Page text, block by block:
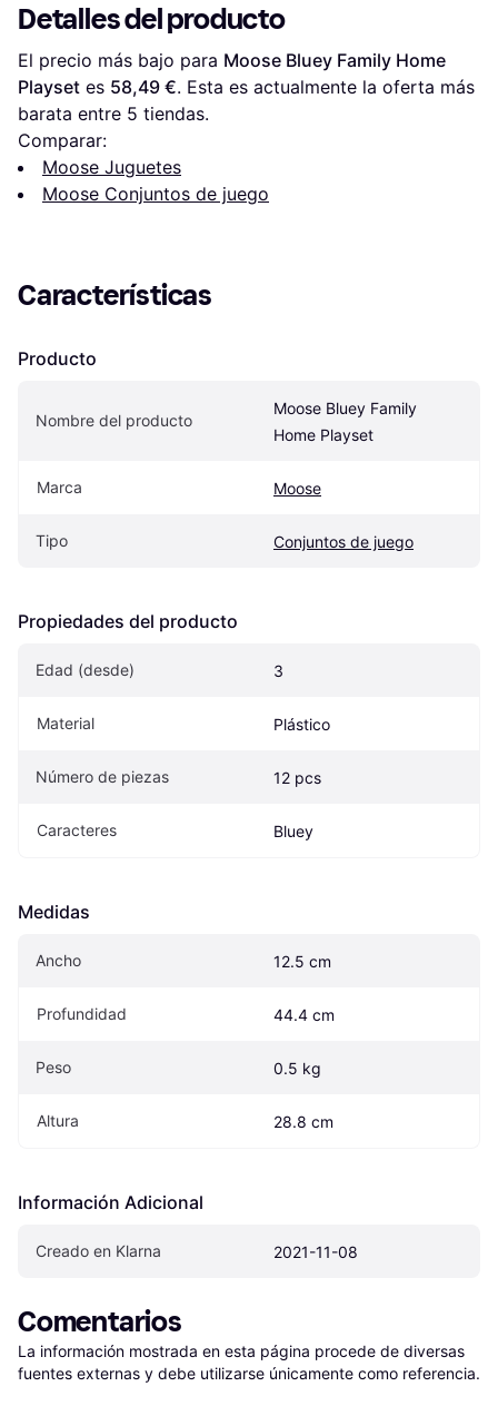
Detalles del producto
El precio más bajo para Moose Bluey Family Home
Playset es 58,49 €. Esta es actualmente la oferta más
barata entre 5 tiendas.
Comparar:
Moose Juguetes
Moose Conjuntos de juego
Características
Producto
Nombre del producto
Moose Bluey Family
Home Playset
Marca Moose
Tipo Conjuntos de juego
Propiedades del producto
Edad (desde) 3
Material Plástico
Número de piezas 12 pcs
Caracteres Bluey
Medidas
Ancho 12.5 cm
Profundidad 44.4 cm
Peso 0.5 kg
Altura 28.8 cm
Información Adicional
Creado en Klarna 2021-11-08
Comentarios
La información mostrada en esta página procede de diversas
fuentes externas y debe utilizarse únicamente como referencia.